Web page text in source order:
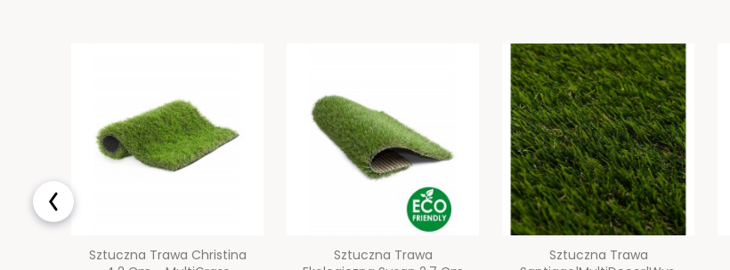
Sztuczna Trawa Christina
Sztuczna Trawa
Sztuczna Trawa